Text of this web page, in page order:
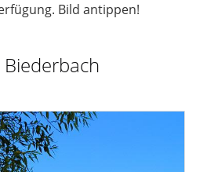
Bild antippen!